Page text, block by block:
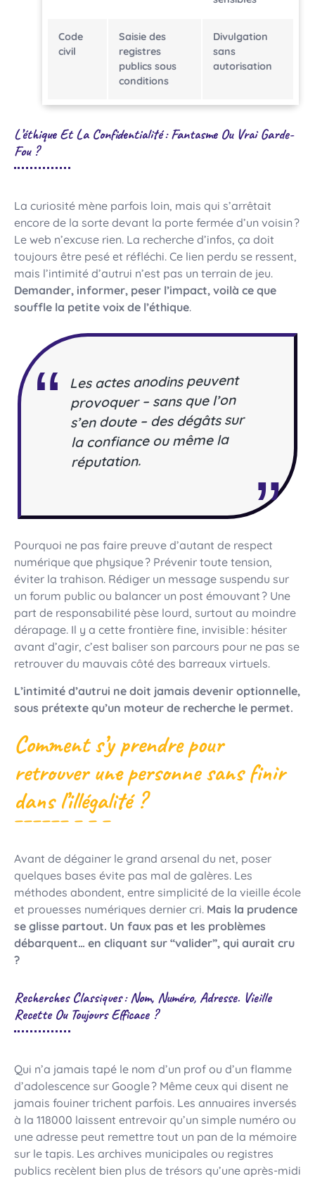
Code
civil
Saisie des
registres
publics sous
conditions
Divulgation
sans
autorisation
L’éthique Et La Confidentialité : Fantasme Ou Vrai Garde-
Fou ?
La curiosité mène parfois loin, mais qui s’arrêtait
encore de la sorte devant la porte fermée d’un voisin ?
Le web n’excuse rien. La recherche d’infos, ça doit
toujours être pesé et réfléchi. Ce lien perdu se ressent,
mais l’intimité d’autrui n’est pas un terrain de jeu.
Demander, informer, peser l’impact, voilà ce que
souffle la petite voix de l’éthique.
Les actes anodins peuvent
provoquer – sans que l’on
s’en doute – des dégâts sur
la confiance ou même la
réputation.
Pourquoi ne pas faire preuve d’autant de respect
numérique que physique ? Prévenir toute tension,
éviter la trahison. Rédiger un message suspendu sur
un forum public ou balancer un post émouvant ? Une
part de responsabilité pèse lourd, surtout au moindre
dérapage. Il y a cette frontière fine, invisible : hésiter
avant d’agir, c’est baliser son parcours pour ne pas se
retrouver du mauvais côté des barreaux virtuels.
L’intimité d’autrui ne doit jamais devenir optionnelle,
sous prétexte qu’un moteur de recherche le permet.
Comment s’y prendre pour
retrouver une personne sans finir
dans l’illégalité ?
Avant de dégainer le grand arsenal du net, poser
quelques bases évite pas mal de galères. Les
méthodes abondent, entre simplicité de la vieille école
et prouesses numériques dernier cri. Mais la prudence
se glisse partout. Un faux pas et les problèmes
débarquent… en cliquant sur “valider”, qui aurait cru
?
Recherches Classiques : Nom, Numéro, Adresse. Vieille
Recette Ou Toujours Efficace ?
Qui n’a jamais tapé le nom d’un prof ou d’un flamme
d’adolescence sur Google ? Même ceux qui disent ne
jamais fouiner trichent parfois. Les annuaires inversés
à la 118000 laissent entrevoir qu’un simple numéro ou
une adresse peut remettre tout un pan de la mémoire
sur le tapis. Les archives municipales ou registres
publics recèlent bien plus de trésors qu’une après-midi